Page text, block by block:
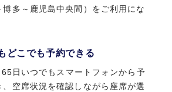
博多～鹿児島中央間）をご利用にな
どこでも予約できる
日いつでもスマートフォンから予
、空席状況を確認しながら座席が選